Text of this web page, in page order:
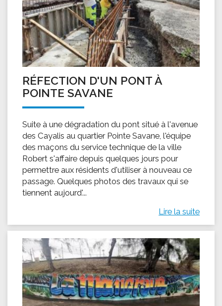
RÉFECTION D'UN PONT À
POINTE SAVANE
Suite à une dégradation du pont situé à l'avenue
des Cayalis au quartier Pointe Savane, l'équipe
des maçons du service technique de la ville
Robert s'affaire depuis quelques jours pour
permettre aux résidents d'utiliser à nouveau ce
passage. Quelques photos des travaux qui se
tiennent aujourd'...
Lire la suite